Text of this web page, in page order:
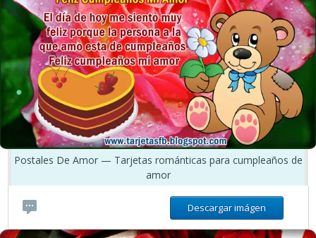
Postales De Amor — Tarjetas románticas para cumpleaños de
amor
Descargar imágen